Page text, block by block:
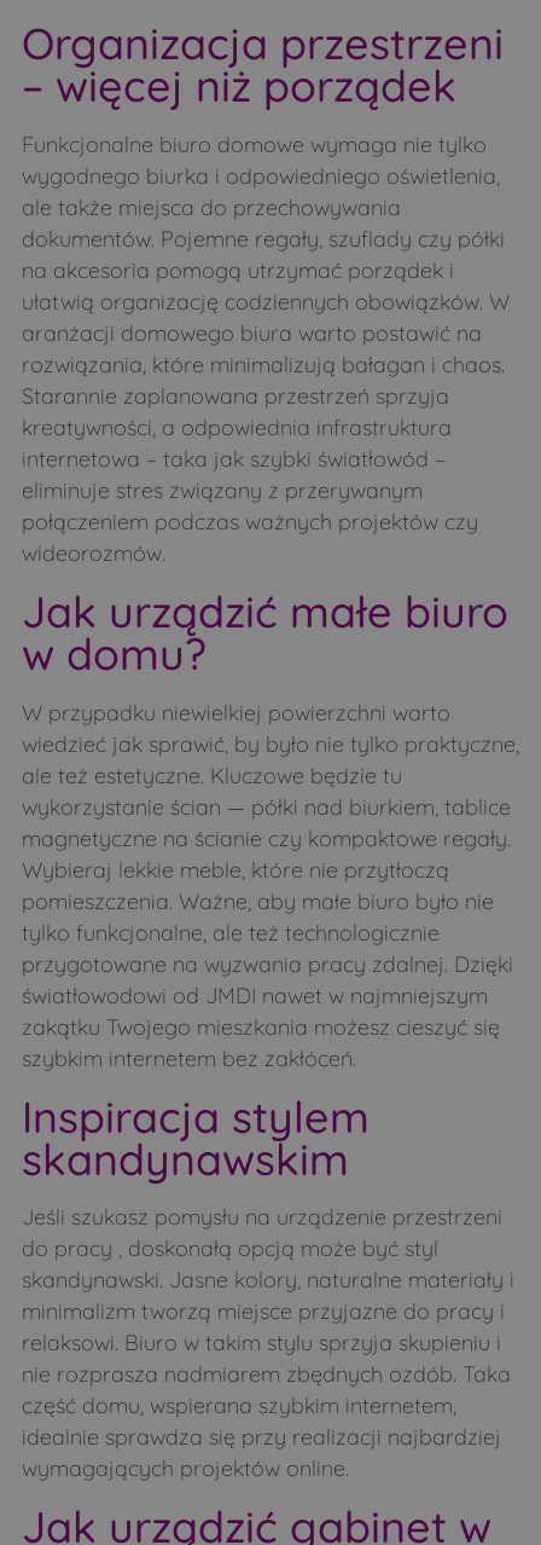
Organizacja przestrzeni
– więcej niż porządek
Funkcjonalne biuro domowe wymaga nie tylko
wygodnego biurka i odpowiedniego oświetlenia,
ale także miejsca do przechowywania
dokumentów. Pojemne regały, szuflady czy półki
na akcesoria pomogą utrzymać porządek i
ułatwią organizację codziennych obowiązków. W
aranżacji domowego biura warto postawić na
rozwiązania, które minimalizują bałagan i chaos.
Starannie zaplanowana przestrzeń sprzyja
kreatywności, a odpowiednia infrastruktura
internetowa – taka jak szybki światłowód –
eliminuje stres związany z przerywanym
połączeniem podczas ważnych projektów czy
wideorozmów.
Jak urządzić małe biuro
w domu?
W przypadku niewielkiej powierzchni warto
wiedzieć jak sprawić, by było nie tylko praktyczne,
ale też estetyczne. Kluczowe będzie tu
wykorzystanie ścian — półki nad biurkiem, tablice
magnetyczne na ścianie czy kompaktowe regały.
Wybieraj lekkie meble, które nie przytłoczą
pomieszczenia. Ważne, aby małe biuro było nie
tylko funkcjonalne, ale też technologicznie
przygotowane na wyzwania pracy zdalnej. Dzięki
światłowodowi od JMDI nawet w najmniejszym
zakątku Twojego mieszkania możesz cieszyć się
szybkim internetem bez zakłóceń.
Inspiracja stylem
skandynawskim
Jeśli szukasz pomysłu na urządzenie przestrzeni
do pracy , doskonałą opcją może być styl
skandynawski. Jasne kolory, naturalne materiały i
minimalizm tworzą miejsce przyjazne do pracy i
relaksowi. Biuro w takim stylu sprzyja skupieniu i
nie rozprasza nadmiarem zbędnych ozdób. Taka
część domu, wspierana szybkim internetem,
idealnie sprawdza się przy realizacji najbardziej
wymagających projektów online.
Jak urządzić gabinet w